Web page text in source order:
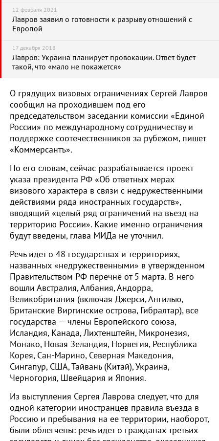
12 февраля 2021
Лавров заявил о готовности к разрыву отношений с
Европой
17 декабря 2018
Лавров: Украина планирует провокации. Ответ будет
такой, что «мало не покажется»
О грядущих визовых ограничениях Сергей Лавров
сообщил на проходившем под его
председательством заседании комиссии «Единой
России» по международному сотрудничеству и
поддержке соотечественников за рубежом, пишет
«Коммерсантъ».
По его словам, сейчас разрабатывается проект
указа президента РФ «Об ответных мерах
визового характера в связи с недружественными
действиями ряда иностранных государств»,
вводящий «целый ряд ограничений на въезд на
территорию России». Какие именно ограничения
будут введены, глава МИДа не уточнил.
Речь идет о 48 государствах и территориях,
названных «недружественными» в утвержденном
Правительством РФ перечне от 5 марта. В него
вошли Австралия, Албания, Андорра,
Великобритания (включая Джерси, Ангилью,
Британские Виргинские острова, Гибралтар), все
государства — члены Европейского союза,
Исландия, Канада, Лихтенштейн, Микронезия,
Монако, Новая Зеландия, Норвегия, Республика
Корея, Сан-Марино, Северная Македония,
Сингапур, США, Тайвань (Китай), Украина,
Черногория, Швейцария и Япония.
Из выступления Сергея Лаврова следует, что для
одной категории иностранцев правила въезда в
Россию и пребывания на ее территории, наоборот,
были облегчены: речь идет о гражданах третьих